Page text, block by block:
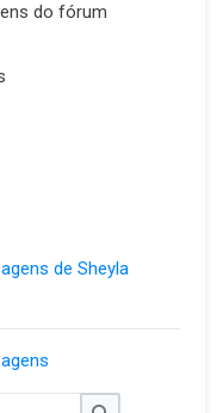
do fórum
de Sheyla